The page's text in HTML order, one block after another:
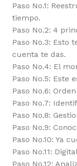
Paso No.1:
tiempo.
Paso No.2: 4
Paso No.3: Esto
cuenta te das.
Paso No.4: El
Paso No.5: Este
Paso No.6:
Paso No.7:
Paso No.8:
Paso No.9:
Paso No.10: Ya
Paso No.11:
Paso No.12: